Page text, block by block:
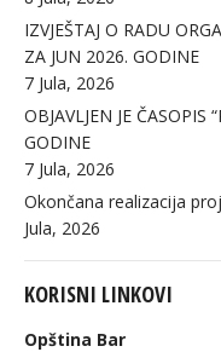
IZVJEŠTAJ O RADU
ZA JUN 2026. GODINE
7 Jula, 2026
OBJAVLJEN JE ČASOPIS
GODINE
7 Jula, 2026
Okončana realizacija
Jula, 2026
KORISNI LINKOVI
Opština Bar